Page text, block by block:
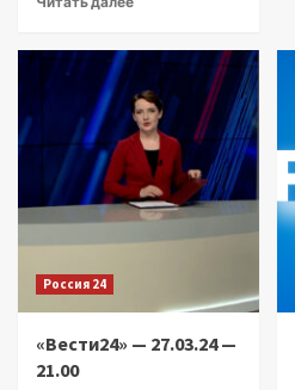
Россия 24
«Вести24» — 27.03.24 —
21.00